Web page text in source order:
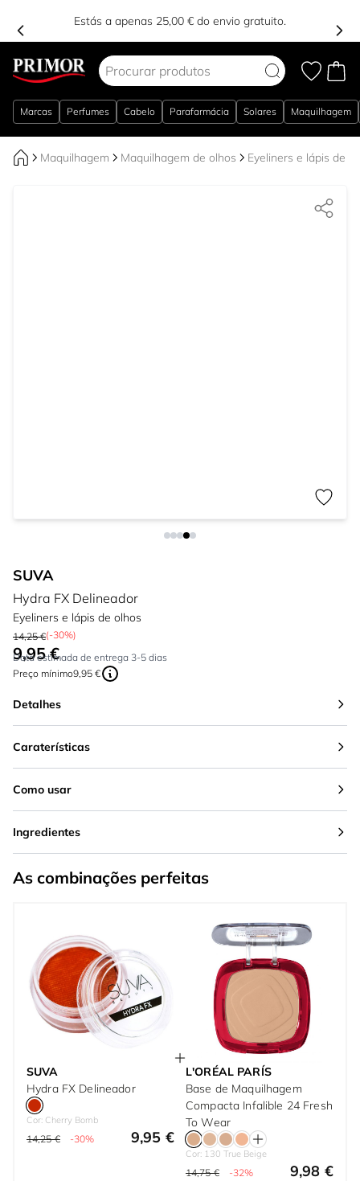
Estás a apenas 25,00 € do envio gratuito.
Marcas Perfumes Cabelo Parafarmácia Solares Maquilhagem
Maquilhagem Maquilhagem de olhos Eyeliners e lápis de
SUVA
Hydra FX Delineador
Eyeliners e lápis de olhos
14,25 €(-30%)
Tão baixo quanto:
9,95 €
Data estimada de entrega 3-5 dias
Preço mínimo9,95 €
Detalhes
Caraterísticas
Como usar
Ingredientes
As combinações perfeitas
SUVA
Hydra FX Delineador
Cor: Cherry Bomb
14,25 € -30% 9,95 €
L'ORÉAL PARÍS
Base de Maquilhagem
Compacta Infalible 24 Fresh
To Wear
Cor: 130 True Beige
14,75 € -32% 9,98 €